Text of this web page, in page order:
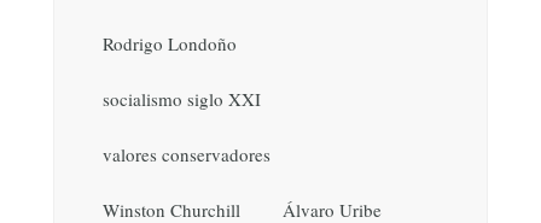
Rodrigo Londoño
socialismo siglo XXI
valores conservadores
Winston Churchill Álvaro Uribe